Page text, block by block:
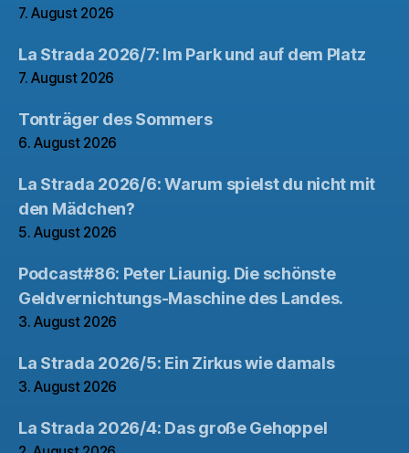
7. August 2026
La Strada 2026/7: Im Park und auf dem Platz
7. August 2026
Tonträger des Sommers
6. August 2026
La Strada 2026/6: Warum spielst du nicht mit
den Mädchen?
5. August 2026
Podcast#86: Peter Liaunig. Die schönste
Geldvernichtungs-Maschine des Landes.
3. August 2026
La Strada 2026/5: Ein Zirkus wie damals
3. August 2026
La Strada 2026/4: Das große Gehoppel